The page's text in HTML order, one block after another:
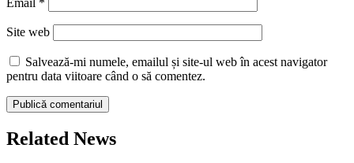
Email *
Site web
Salvează-mi numele, emailul și site-ul web în acest navigator
pentru data viitoare când o să comentez.
Related News